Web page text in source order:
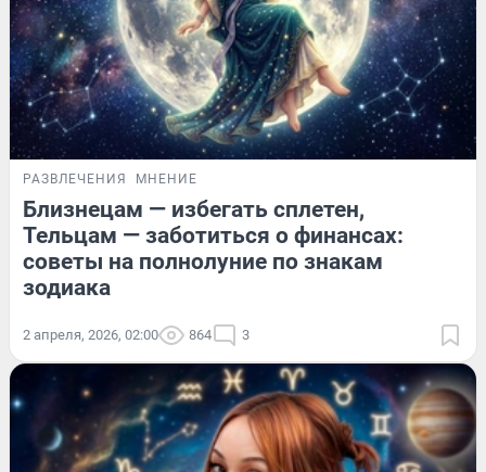
РАЗВЛЕЧЕНИЯ МНЕНИЕ
Близнецам — избегать сплетен,
Тельцам — заботиться о финансах:
советы на полнолуние по знакам
зодиака
2 апреля, 2026, 02:00 864 3